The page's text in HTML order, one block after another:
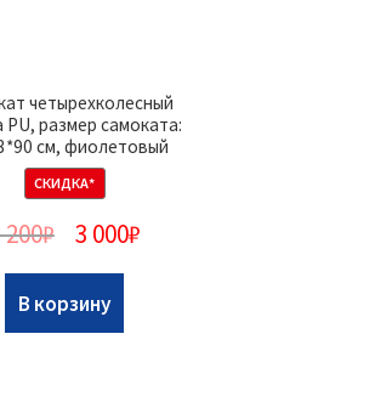
четырехколесный
PU, размер самоката:
см, фиолетовый
СКИДКА*
200₽ 3 000₽
В корзину